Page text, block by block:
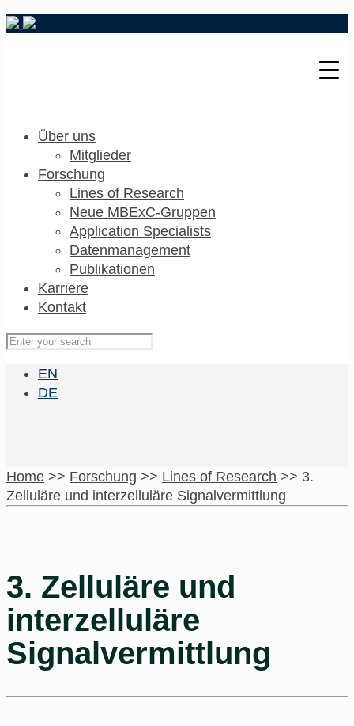
Über uns
Mitglieder
Forschung
Lines of Research
Neue MBExC-Gruppen
Application Specialists
Datenmanagement
Publikationen
Karriere
Kontakt
EN
DE
Home >> Forschung >> Lines of Research >> 3.
Zelluläre und interzelluläre Signalvermittlung
3. Zelluläre und
interzelluläre
Signalvermittlung